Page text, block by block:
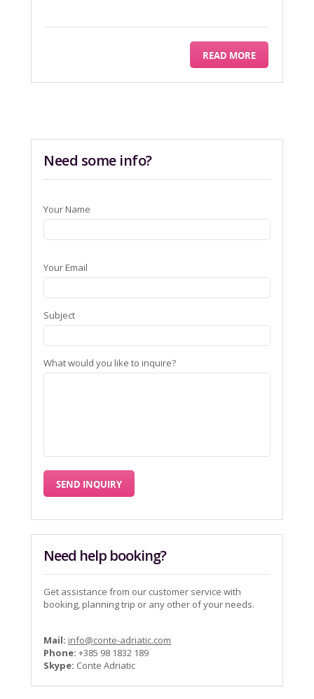
READ MORE
Need some info?
Your Name
Your Email
Subject
What would you like to inquire?
Need help booking?
Get assistance from our customer service with
booking, planning trip or any other of your needs.
Mail: info@conte-adriatic.com
Phone: +385 98 1832 189
Skype: Conte Adriatic